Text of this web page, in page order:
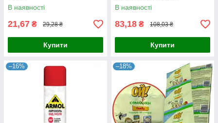
В наявності
21,67 ₴ 29,28 ₴
Купити
В наявності
83,18 ₴ 108,03 ₴
Купити
–16% –18%